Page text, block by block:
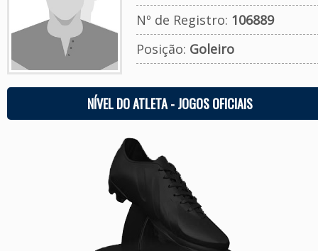
Nº de Registro: 106889
Posição: Goleiro
NÍVEL DO ATLETA - JOGOS OFICIAIS